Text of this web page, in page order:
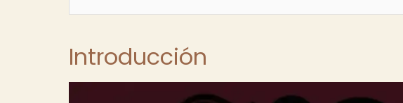
Introducción